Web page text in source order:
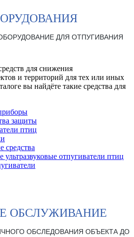
ДЛЯ ОТПУГИВАНИЯ
для снижения
и территорий для тех или иных
вы найдёте такие средства для
защиты
птиц
средства
отпугиватели птиц
ОБСЛУЖИВАНИЕ
ОБСЛЕДОВАНИЯ ОБЪЕКТА ДО